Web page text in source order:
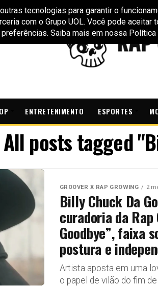
ENTRETENIMENTO ESPORTES
All posts tagged
GROOVER X RAP GROWING 2
Billy Chuck Da
curadoria da Rap
Goodbye”, faixa
postura e
Artista aposta em uma
o papel de vilão do fim